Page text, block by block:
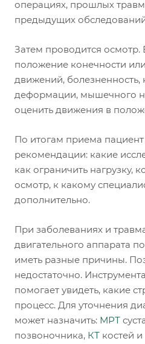
операциях, прошлых
предыдущих
Затем проводится осмотр.
положение конечности
движений, болезненность,
деформации, мышечного
оценить движения в
По итогам приема пациент
рекомендации: какие
как ограничить нагрузку,
осмотр, к какому
дополнительно.
При заболеваниях и
двигательного аппарата
иметь разные причины.
недостаточно.
помогает увидеть, какие
процесс. Для уточнения
может назначить: МРТ
позвоночника, КТ костей и